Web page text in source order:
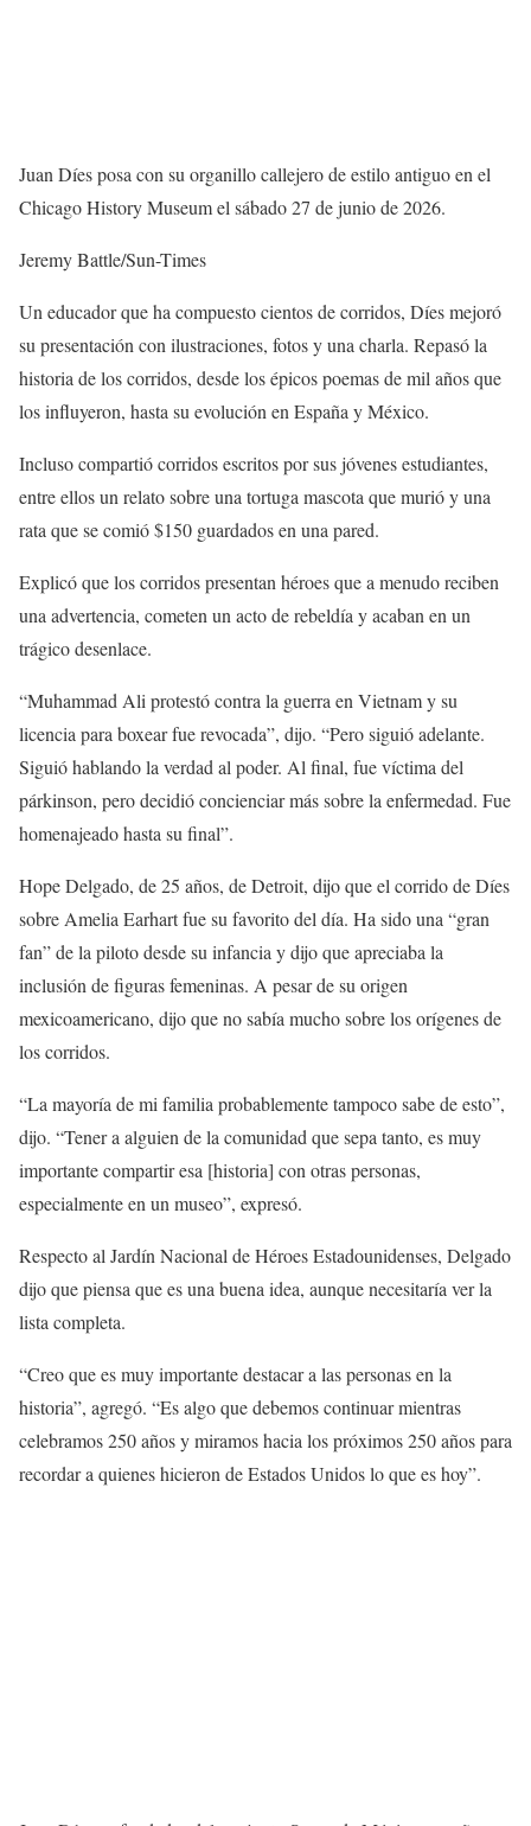
Juan Díes posa con su organillo callejero de estilo antiguo en el
Chicago History Museum el sábado 27 de junio de 2026.
Jeremy Battle/Sun-Times
Un educador que ha compuesto cientos de corridos, Díes mejoró
su presentación con ilustraciones, fotos y una charla. Repasó la
historia de los corridos, desde los épicos poemas de mil años que
los influyeron, hasta su evolución en España y México.
Incluso compartió corridos escritos por sus jóvenes estudiantes,
entre ellos un relato sobre una tortuga mascota que murió y una
rata que se comió $150 guardados en una pared.
Explicó que los corridos presentan héroes que a menudo reciben
una advertencia, cometen un acto de rebeldía y acaban en un
trágico desenlace.
“Muhammad Ali protestó contra la guerra en Vietnam y su
licencia para boxear fue revocada”, dijo. “Pero siguió adelante.
Siguió hablando la verdad al poder. Al final, fue víctima del
párkinson, pero decidió concienciar más sobre la enfermedad. Fue
homenajeado hasta su final”.
Hope Delgado, de 25 años, de Detroit, dijo que el corrido de Díes
sobre Amelia Earhart fue su favorito del día. Ha sido una “gran
fan” de la piloto desde su infancia y dijo que apreciaba la
inclusión de figuras femeninas. A pesar de su origen
mexicoamericano, dijo que no sabía mucho sobre los orígenes de
los corridos.
“La mayoría de mi familia probablemente tampoco sabe de esto”,
dijo. “Tener a alguien de la comunidad que sepa tanto, es muy
importante compartir esa [historia] con otras personas,
especialmente en un museo”, expresó.
Respecto al Jardín Nacional de Héroes Estadounidenses, Delgado
dijo que piensa que es una buena idea, aunque necesitaría ver la
lista completa.
“Creo que es muy importante destacar a las personas en la
historia”, agregó. “Es algo que debemos continuar mientras
celebramos 250 años y miramos hacia los próximos 250 años para
recordar a quienes hicieron de Estados Unidos lo que es hoy”.